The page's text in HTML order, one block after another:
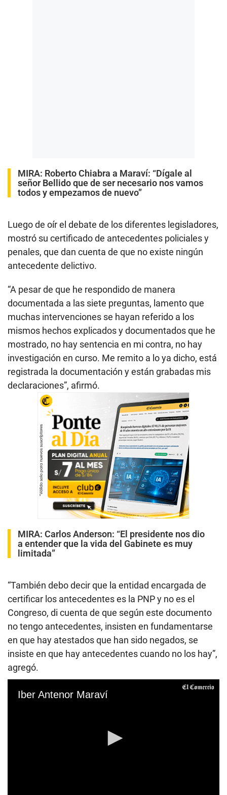
MIRA: Roberto Chiabra a Maraví: “Dígale al
señor Bellido que de ser necesario nos vamos
todos y empezamos de nuevo”
Luego de oír el debate de los diferentes legisladores,
mostró su certificado de antecedentes policiales y
penales, que dan cuenta de que no existe ningún
antecedente delictivo.
“A pesar de que he respondido de manera
documentada a las siete preguntas, lamento que
muchas intervenciones se hayan referido a los
mismos hechos explicados y documentados que he
mostrado, no hay sentencia en mi contra, no hay
investigación en curso. Me remito a lo ya dicho, está
registrada la documentación y están grabadas mis
declaraciones”, afirmó.
MIRA: Carlos Anderson: “El presidente nos dio
a entender que la vida del Gabinete es muy
limitada”
“También debo decir que la entidad encargada de
certificar los antecedentes es la PNP y no es el
Congreso, di cuenta de que según este documento
no tengo antecedentes, insisten en fundamentarse
en que hay atestados que han sido negados, se
insiste en que hay antecedentes cuando no los hay”,
agregó.
Iber Antenor Maraví